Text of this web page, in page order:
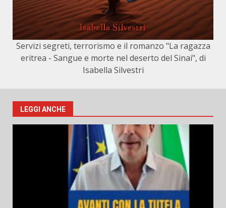
Servizi segreti, terrorismo e il romanzo "La ragazza
eritrea - Sangue e morte nel deserto del Sinai", di
Isabella Silvestri
LEGGI ANCHE